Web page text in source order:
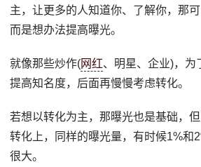
主，让更多的人知道你、了解你，那可
而是想办法提高曝光。
就像那些炒作(网红、明星、企业)，为
提高知名度，后面再慢慢考虑转化。
若想以转化为主，那曝光也是基础，
转化上，同样的曝光量，有时候1%和
很大。